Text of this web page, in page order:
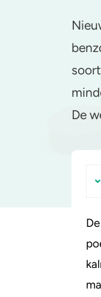
Combinaties &
De